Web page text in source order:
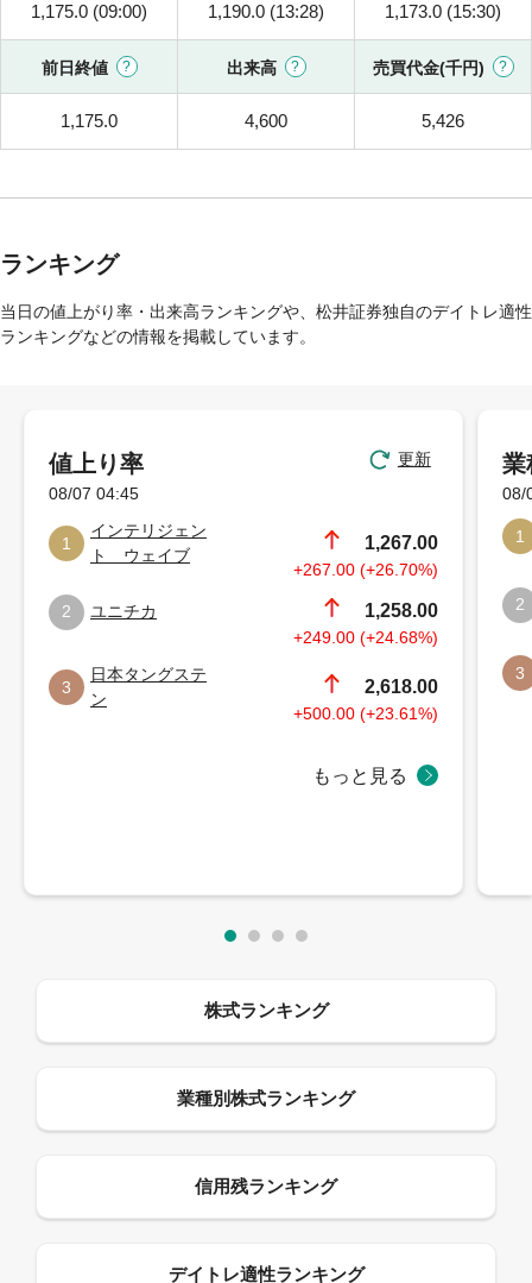
1,175.0 (09:00) 1,190.0 (13:28) 1,173.0 (15:30)
前日終値 出来高 売買代金(千円)
1,175.0 4,600 5,426
ランキング
当日の値上がり率・出来高ランキングや、松井証券独自のデイトレ適性
ランキングなどの情報を掲載しています。